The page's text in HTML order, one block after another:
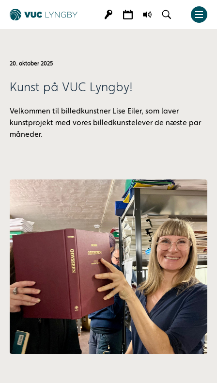
20. oktober 2025
Kunst på VUC Lyngby!
Velkommen til billedkunstner Lise Eiler, som laver
kunstprojekt med vores billedkunstelever de næste par
måneder.